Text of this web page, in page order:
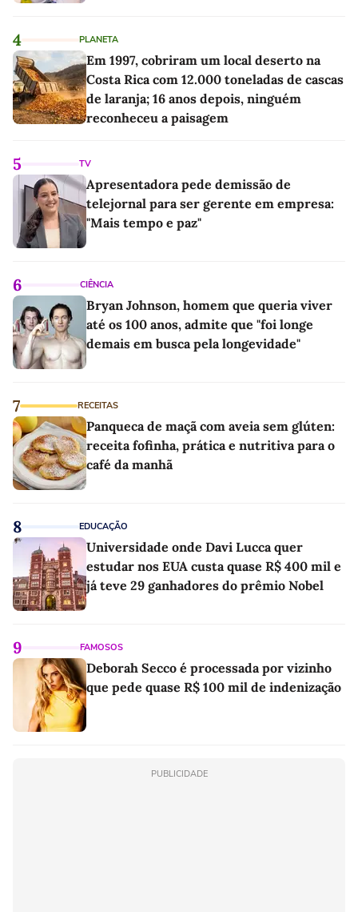
4 PLANETA
Em 1997, cobriram um local deserto na
Costa Rica com 12.000 toneladas de cascas
de laranja; 16 anos depois, ninguém
reconheceu a paisagem
5 TV
Apresentadora pede demissão de
telejornal para ser gerente em empresa:
"Mais tempo e paz"
6 CIÊNCIA
Bryan Johnson, homem que queria viver
até os 100 anos, admite que "foi longe
demais em busca pela longevidade"
7 RECEITAS
Panqueca de maçã com aveia sem glúten:
receita fofinha, prática e nutritiva para o
café da manhã
8 EDUCAÇÃO
Universidade onde Davi Lucca quer
estudar nos EUA custa quase R$ 400 mil e
já teve 29 ganhadores do prêmio Nobel
9 FAMOSOS
Deborah Secco é processada por vizinho
que pede quase R$ 100 mil de indenização
PUBLICIDADE